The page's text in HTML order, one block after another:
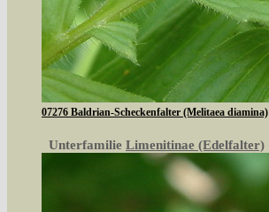
07276 Baldrian-Scheckenfalter (Melitaea diamina)
Unterfamilie Limenitinae (Edelfalter)